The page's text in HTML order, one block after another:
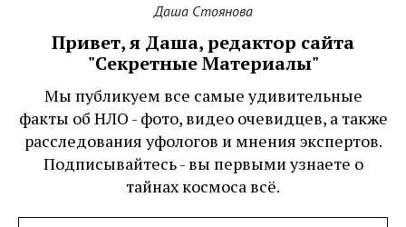
Даша Стоянова
Привет, я Даша, редактор сайта
"Секретные Материалы"
Мы публикуем все самые удивительные
факты об НЛО - фото, видео очевидцев, а также
расследования уфологов и мнения экспертов.
Подписывайтесь - вы первыми узнаете о
тайнах космоса всё.